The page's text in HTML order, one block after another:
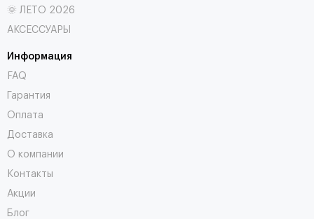
🌞 ЛЕТО 2026
АКСЕССУАРЫ
Информация
FAQ
Гарантия
Оплата
Доставка
О компании
Контакты
Акции
Блог